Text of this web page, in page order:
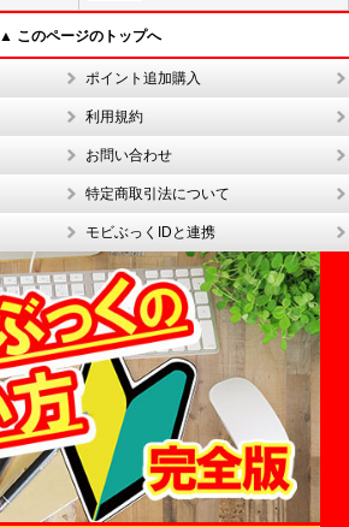
▲ このページのトップへ
ポイント追加購入
利用規約
お問い合わせ
特定商取引法について
モビぶっくIDと連携